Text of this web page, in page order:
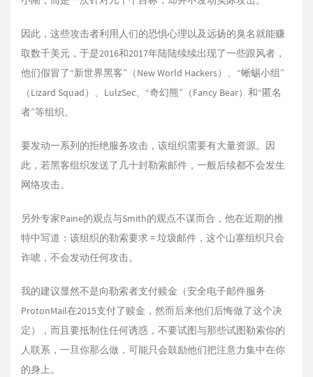
因此，这些攻击者利用人们的恐惧心理以及远扬的臭名就能赚
取数千美元，于是2016和2017年陆陆续续出现了一些跟风者，
他们假冒了“新世界黑客”（New World Hackers）、“蜥蜴小组”
（Lizard Squad）、LulzSec、“奇幻熊”（Fancy Bear）和“匿名
者”等组织。
要发动一系列的拒绝服务攻击，该组织需要有大量资源。因
此，若黑客组织发送了几十封勒索邮件，一般后续都不会发生
网络攻击。
另外专家Paine的观点与Smith的观点不谋而合，他在近期的推
特中写道：该组织的勒索要求 = 垃圾邮件，这个山寨组织只会
诈唬，不会发动任何攻击。
我的建议显然不是向勒索者支付赎金（安全电子邮件服务
ProtonMail在2015支付了赎金，然而后来他们后悔做了这个决
定），而且要抵制住任何诱惑，不要试图与那些试图勒索你的
人联系，一旦你那么做，可能只会鼓励他们把注意力集中在你
的身上。